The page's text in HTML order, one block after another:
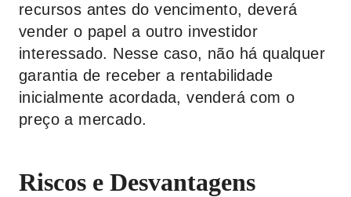
recursos antes do vencimento, deverá
vender o papel a outro investidor
interessado. Nesse caso, não há qualquer
garantia de receber a rentabilidade
inicialmente acordada, venderá com o
preço a mercado.
Riscos e Desvantagens